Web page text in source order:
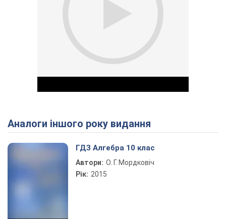
Play Video
Аналоги іншого року видання
ГДЗ Алгебра 10 клас
Автори: О. Г. Мордковіч
Рік: 2015